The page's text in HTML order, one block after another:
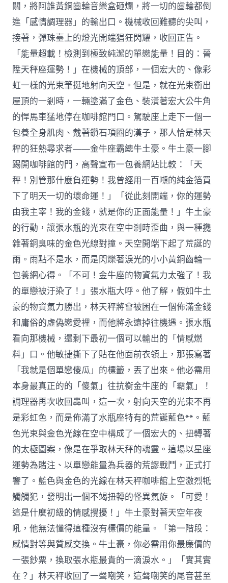
關，將阿誰黃銅齒輪音樂盒砸爛，將一切的齒輪都倒
進「感情調理器」的輸出口。機械收回難聽的尖叫，
接著，彈珠臺上的燈光開端猖狂閃耀，收回正告。
「能量超載！檢測到極致純潔的單戀能量！目的：晉
陞天秤座運勢！」在機械的頂部，一個宏大的、像彩
虹一樣的光束筆挺地射向天空。但是，就在光束衝出
屋頂的一剎時，一輛塗滿了金色、裝潢著宏大公牛角
的悍馬車猛地停在咖啡館門口。駕駛座上走下一個一
包養全身肌肉、戴著鑽石項圈的漢子，那人恰是林天
秤的狂熱尋求者——金牛座霸總牛土豪。牛土豪一腳
踢開咖啡館的門，高聲宣布一包養網站比較：「天
秤！別管那什麼負運勢！我曾經用一百噸的純金箔買
下了明天一切的壞命運！」「從此刻開端，你的運勢
由我主宰！我的金錢，就是你的正面能量！」牛土豪
的行動，讓張水瓶的光束在空中剎時歪曲，與一種攙
雜著銅臭味的金色光線對撞。天空開端下起了荒誕的
雨。雨點不是水，而是閃爍著淚光的小小黃銅齒輪一
包養網心得。「不可！金牛座的物資氣力太強了！我
的單戀被汙染了！」張水瓶大呼。他了解，假如牛土
豪的物資氣力勝出，林天秤將會被困在一個佈滿金錢
和庸俗的虛偽戀愛裡，而他將永遠掉往機遇。張水瓶
看向那機械，還剩下最初一個可以輸出的「情感燃
料」口。他敏捷撕下了貼在他面前衣領上，那張寫著
「我就是個單戀傻瓜」的標籤，丟了出來。他必需用
本身最真正的的「傻氣」往抗衡金牛座的「霸氣」！
調理器再次收回轟叫，這一次，射向天空的光束不再
是彩虹色，而是佈滿了水瓶座特有的荒誕藍色**。藍
色光束與金色光線在空中構成了一個宏大的、扭轉著
的太極圖案，像是在爭取林天秤的魂靈。這場以星座
運勢為賭注、以單戀能量為兵器的荒謬戰鬥，正式打
響了。藍色與金色的光線在林天秤咖啡館上空激烈牴
觸觸犯，發明出一個不竭扭轉的怪異氣旋。「可愛！
這是什麼初級的情感攪擾！」牛土豪對著天空年夜
吼，他無法懂得這種沒有標價的能量。「第一階段：
感情對等與質感交換。牛土豪，你必需用你最廉價的
一張鈔票，換取張水瓶最貴的一滴淚水。」「實其實
在？」林天秤收回了一聲嘲笑，這聲嘲笑的尾音甚至